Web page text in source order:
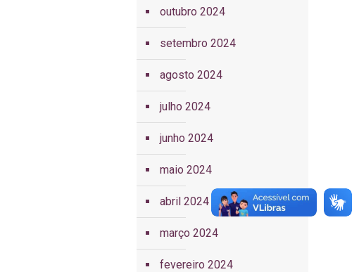
outubro 2024
setembro 2024
agosto 2024
julho 2024
junho 2024
maio 2024
abril 2024
março 2024
fevereiro 2024